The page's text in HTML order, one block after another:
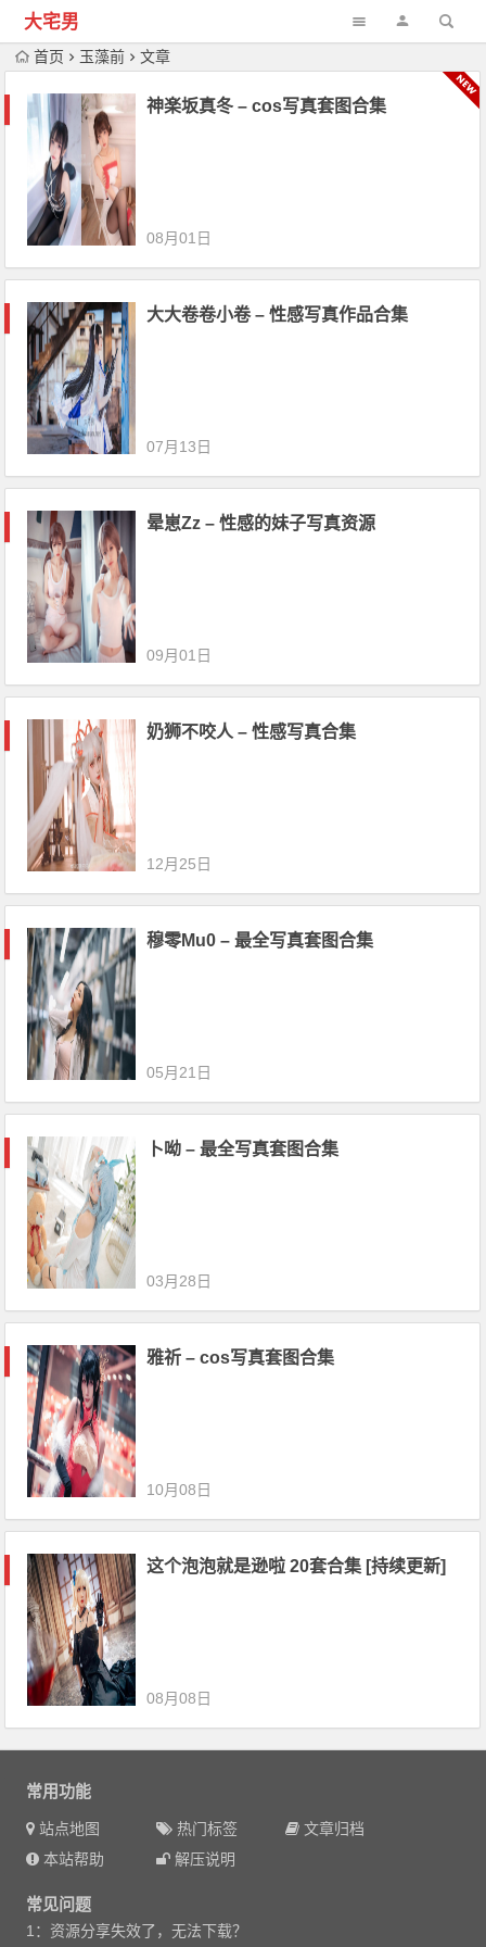
大宅男
首页 玉藻前 文章
神楽坂真冬 – cos写真套图合集
08月01日
大大卷卷小卷 – 性感写真作品合集
07月13日
晕崽Zz – 性感的妹子写真资源
09月01日
奶狮不咬人 – 性感写真合集
12月25日
穆零Mu0 – 最全写真套图合集
05月21日
卜呦 – 最全写真套图合集
03月28日
雅祈 – cos写真套图合集
10月08日
这个泡泡就是逊啦 20套合集 [持续更新]
08月08日
常用功能
站点地图 热门标签
文章归档
本站帮助
解压说明
常见问题
1：资源分享失效了，无法下载？